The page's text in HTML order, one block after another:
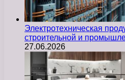
Электротехническая
строительной и
27.06.2026